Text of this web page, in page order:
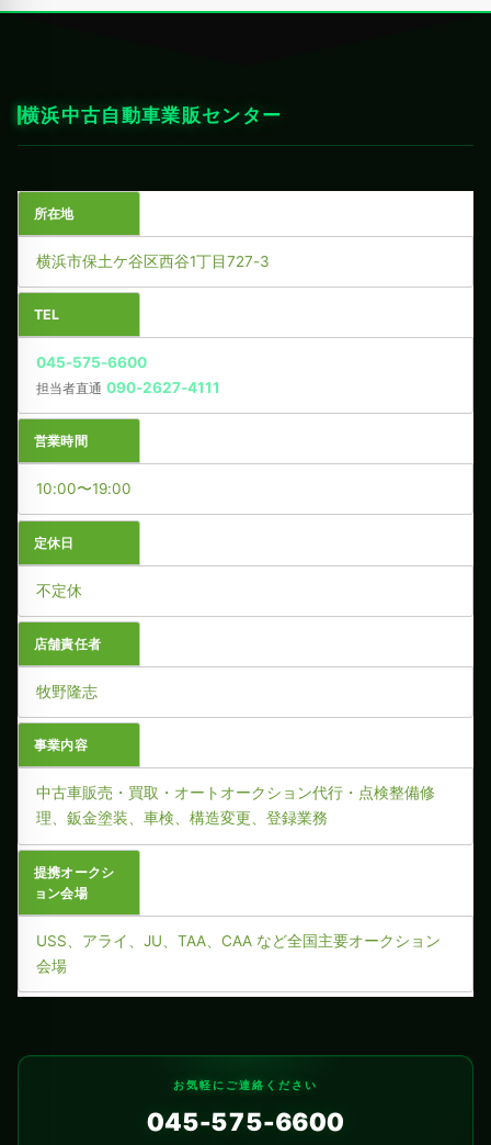
横浜中古自動車業販センター
所在地
横浜市保土ケ谷区西谷1丁目727-3
TEL
045-575-6600
担当者直通 090-2627-4111
営業時間
10:00〜19:00
定休日
不定休
店舗責任者
牧野隆志
事業内容
中古車販売・買取・オートオークション代行・点検整備修
理、鈑金塗装、車検、構造変更、登録業務
提携オークシ
ョン会場
USS、アライ、JU、TAA、CAA など全国主要オークション
会場
お気軽にご連絡ください
045-575-6600